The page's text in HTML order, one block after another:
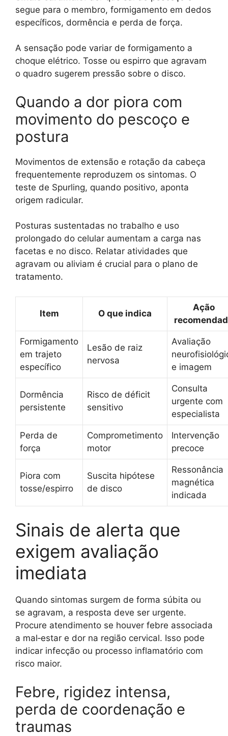
segue para o membro, formigamento em dedos
específicos, dormência e perda de força.
A sensação pode variar de formigamento a
choque elétrico. Tosse ou espirro que agravam
o quadro sugerem pressão sobre o disco.
Quando a dor piora com
movimento do pescoço e
postura
Movimentos de extensão e rotação da cabeça
frequentemente reproduzem os sintomas. O
teste de Spurling, quando positivo, aponta
origem radicular.
Posturas sustentadas no trabalho e uso
prolongado do celular aumentam a carga nas
facetas e no disco. Relatar atividades que
agravam ou aliviam é crucial para o plano de
tratamento.
Item O que indica
Ação
Formigamento
em trajeto
específico
Lesão de raiz
nervosa
Avaliação
e imagem
Dormência
persistente
Risco de déficit
sensitivo
Consulta
urgente com
especialista
Perda de
força
Comprometimento
motor
Intervenção
precoce
Piora com
tosse/espirro
Suscita hipótese
de disco
Ressonância
magnética
indicada
Sinais de alerta que
exigem avaliação
imediata
Quando sintomas surgem de forma súbita ou
se agravam, a resposta deve ser urgente.
Procure atendimento se houver febre associada
a mal‑estar e dor na região cervical. Isso pode
indicar infecção ou processo inflamatório com
risco maior.
Febre, rigidez intensa,
perda de coordenação e
traumas